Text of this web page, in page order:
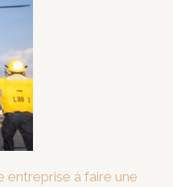
entreprise à faire une